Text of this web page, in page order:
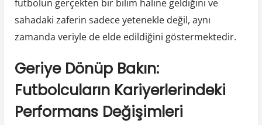
futbolun gerçekten bir bilim haline geldiğini ve
sahadaki zaferin sadece yetenekle değil, aynı
zamanda veriyle de elde edildiğini göstermektedir.
Geriye Dönüp Bakın:
Futbolcuların Kariyerlerindeki
Performans Değişimleri